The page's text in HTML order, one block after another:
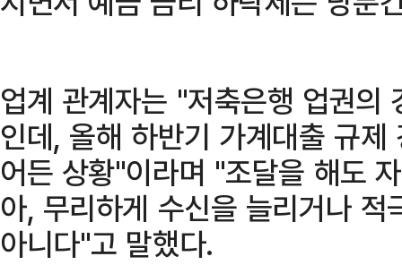
업계 관계자는 "저축은행 업권의
인데, 올해 하반기 가계대출 규
어든 상황"이라며 "조달을 해도
아, 무리하게 수신을 늘리거나
아니다"고 말했다.